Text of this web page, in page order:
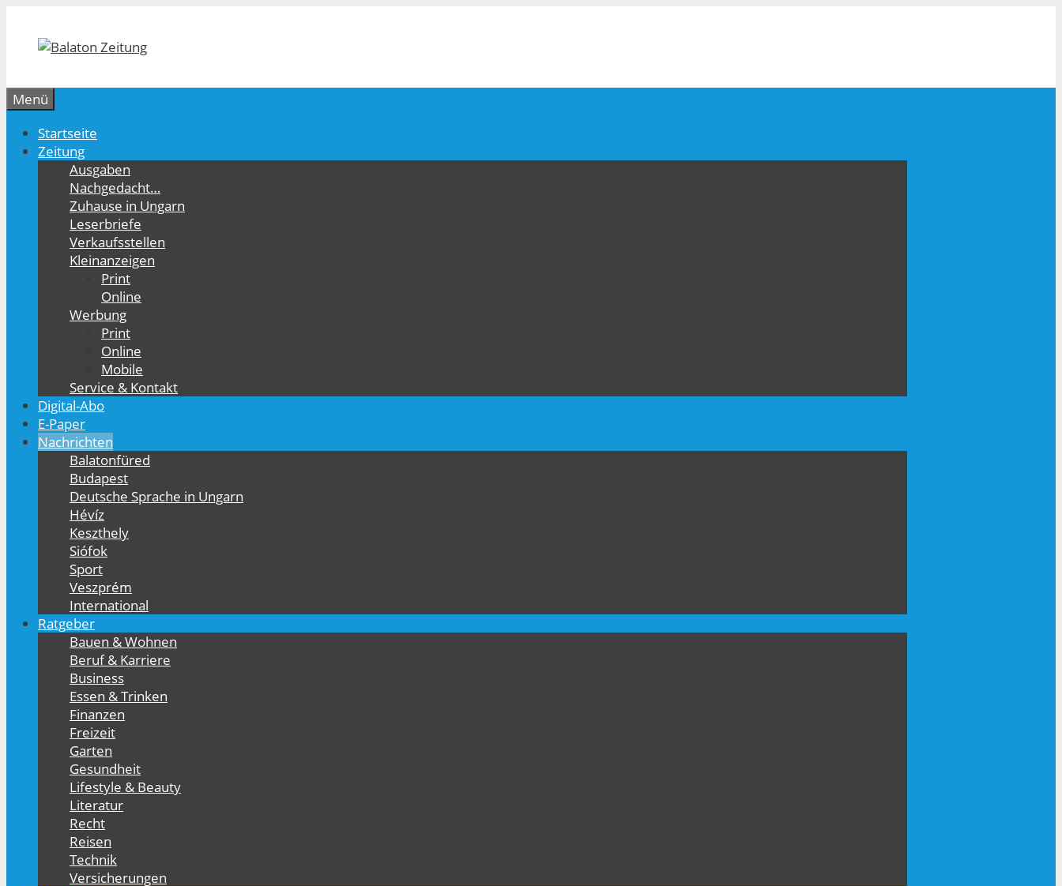
springen
Menü
Startseite
Zeitung
Ausgaben
Nachgedacht…
Zuhause in Ungarn
Leserbriefe
Verkaufsstellen
Kleinanzeigen
Print
Online
Werbung
Print
Online
Mobile
Service & Kontakt
Digital-Abo
E-Paper
Nachrichten
Balatonfüred
Budapest
Deutsche Sprache in Ungarn
Hévíz
Keszthely
Siófok
Sport
Veszprém
International
Ratgeber
Bauen & Wohnen
Beruf & Karriere
Business
Essen & Trinken
Finanzen
Freizeit
Garten
Gesundheit
Lifestyle & Beauty
Literatur
Recht
Reisen
Technik
Versicherungen